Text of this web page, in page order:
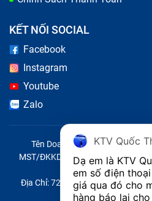
KẾT NỐI SOCIAL
Facebook
Instagram
Youtube
Zalo
Tên Doanh Nghiệp: CÔNG TY
MST/ĐKKD/QĐTL: 0316569346 do
14/04/
Địa Chỉ: 721 Trường Chinh,
Thành phố Hồ Chí
KTV Quốc
Dạ em là KTV
em số điện
giá qua đó cho
hàng báo lại